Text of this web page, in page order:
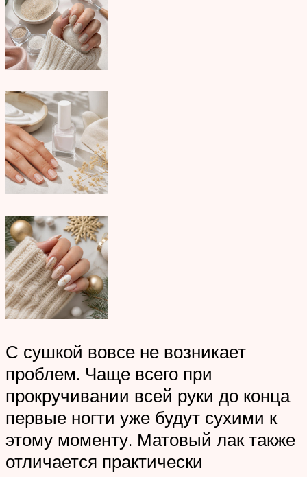
С сушкой вовсе не возникает
проблем. Чаще всего при
прокручивании всей руки до конца
первые ногти уже будут сухими к
этому моменту. Матовый лак также
отличается практически